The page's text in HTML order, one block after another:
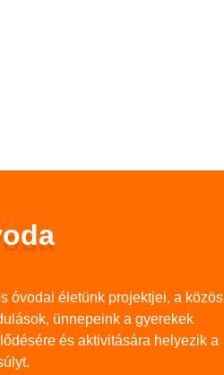
óvodai életünk projektjei, a közös
ünnepeink a gyerekek
és aktivitására helyezik a